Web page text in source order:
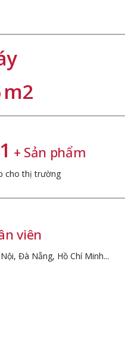
m2
+ Sản phẩm
cho thị trường
viên
Đà Nẵng, Hồ Chí Minh...